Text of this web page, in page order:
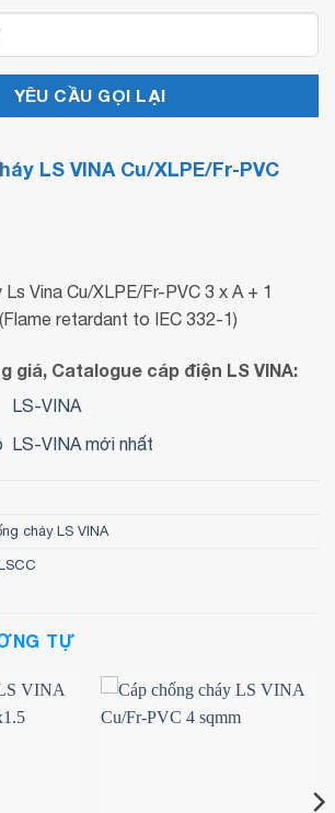
LS VINA Cu/XLPE/Fr-PVC
Vina Cu/XLPE/Fr-PVC 3 x A + 1
retardant to IEC 332-1)
giá, Catalogue cáp điện LS VINA:
LS-VINA
LS-VINA mới nhất
cháy LS VINA
TỰ